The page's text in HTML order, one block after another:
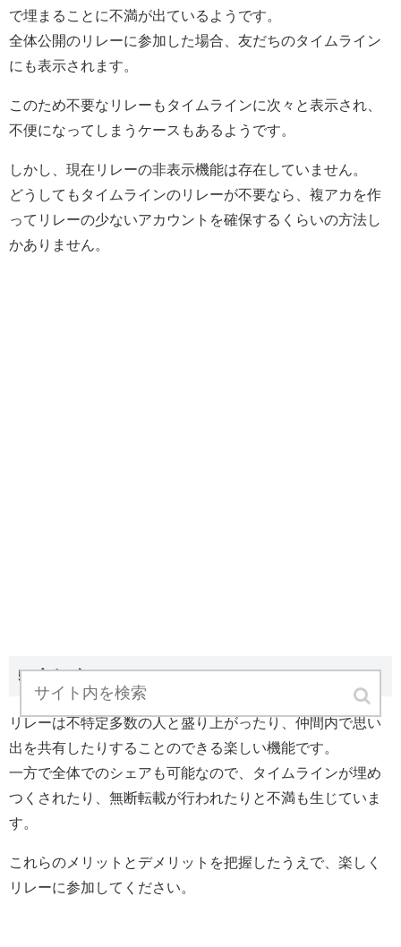
で埋まることに不満が出ているようです。
全体公開のリレーに参加した場合、友だちのタイムライン
にも表示されます。
このため不要なリレーもタイムラインに次々と表示され、
不便になってしまうケースもあるようです。
しかし、現在リレーの非表示機能は存在していません。
どうしてもタイムラインのリレーが不要なら、複アカを作
ってリレーの少ないアカウントを確保するくらいの方法し
かありません。
5.まとめ
リレーは不特定多数の人と盛り上がったり、仲間内で思い
出を共有したりすることのできる楽しい機能です。
一方で全体でのシェアも可能なので、タイムラインが埋め
つくされたり、無断転載が行われたりと不満も生じていま
す。
これらのメリットとデメリットを把握したうえで、楽しく
リレーに参加してください。